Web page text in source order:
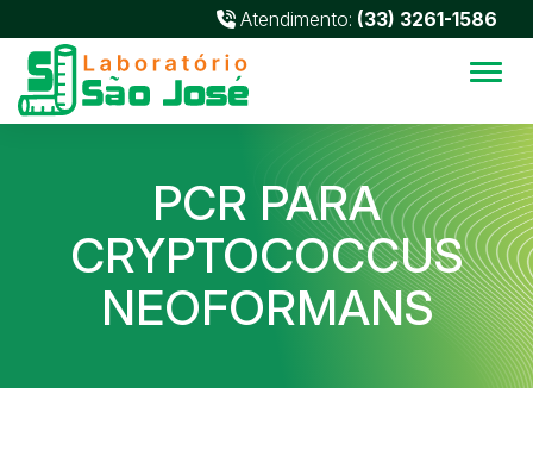
Atendimento: (33) 3261-1586
PCR PARA
CRYPTOCOCCUS
NEOFORMANS